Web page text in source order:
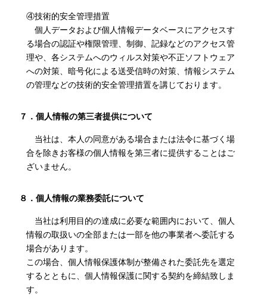
④技術的安全管理措置
個人データおよび個人情報データベースにアクセスす
る場合の認証や権限管理、制御、記録などのアクセス管
理や、各システムへのウィルス対策や不正ソフトウェア
への対策、暗号化による送受信時の対策、情報システム
の管理などの技術的安全管理措置を講じております。
７．個人情報の第三者提供について
当社は、本人の同意がある場合または法令に基づく場
合を除きお客様の個人情報を第三者に提供することはご
ざいません。
８．個人情報の業務委託について
当社は利用目的の達成に必要な範囲内において、個人
情報の取扱いの全部または一部を他の事業者へ委託する
場合があります。
この場合、個人情報保護体制が整備された委託先を選定
するとともに、個人情報保護に関する契約を締結致しま
す。